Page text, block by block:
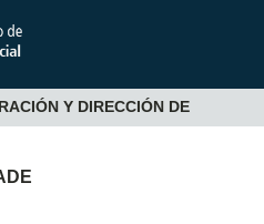
Y DIRECCIÓN DE